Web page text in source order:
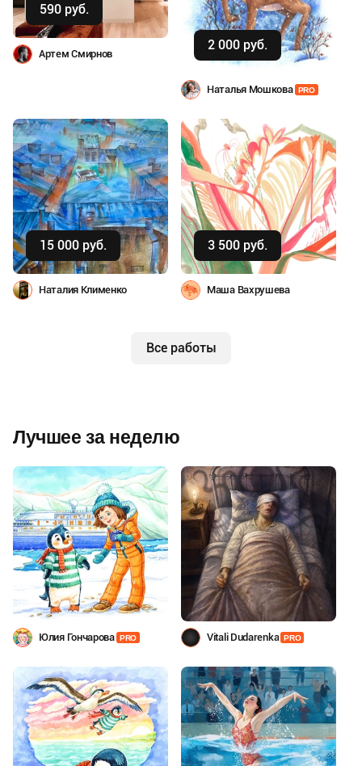
590 руб.
Артем Смирнов
2 000 руб.
Купить
Наталья Мошкова PRO
15 000 руб.
Купить
Наталия Клименко
3 500 руб.
Купить
Маша Вахрушева
Все работы
Лучшее за неделю
Юлия Гончарова PRO Vitali Dudarenka PRO